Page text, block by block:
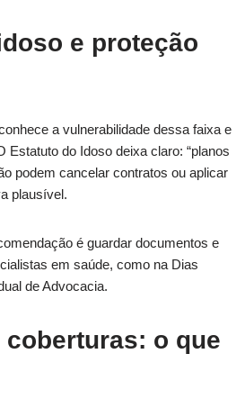
e proteção
a vulnerabilidade dessa faixa e
Estatuto do Idoso deixa claro: “planos
podem cancelar contratos ou aplicar
plausível.
é guardar documentos e
em saúde, como na Dias
de Advocacia.
coberturas: o que